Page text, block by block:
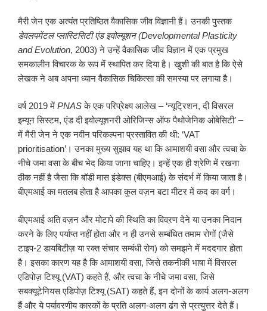
मैरी जेन एक अत्यंत प्रतिष्ठित वैकासिक जीव विज्ञानी हैं। उनकी पुस्तक
डेवलपमेंटल प्लास्टिसिटी एंड इवोल्यूशन(Developmental Plasticity
and Evolution, 2003) ने उन्हें वैकासिक जीव विज्ञान में एक प्रमुख
समकालीन विचारक के रूप में स्थापित कर दिया है। खुशी की बात है कि ऐसे
लेखक ने अब अपना ध्यान वैकासिक चिकित्सा की समस्या पर लगाया है।
वर्ष 2019 में PNASके एक परिप्रेक्ष्य आलेख – ‘न्यूट्रिशन, दी विसरल
इम्यून सिस्टम, एंड दी इवोल्यूशनरी ओरिजिन्स ऑफ पैथोजेनिक ओबेसिटी’ –
में मैरी जेन ने एक नवीन परिकल्पना प्रस्तावित की थी: ‘VAT
prioritisation’। उनका मुख्य सुझाव यह था कि आमाशयी वसा और त्वचा के
नीचे जमा वसा के बीच भेद किया जाना चाहिए। इन्हें एक ही श्रेणि में रखना
ठीक नहीं है जैसा कि बॉडी मास इंडेक्स (बीएमआई) के संदर्भ में किया जाता है।
बीएमआई का मतलब होता है आपका कुल वज़न बटा मीटर में कद का वर्ग।
बीएमआई अति वज़न और मोटापे की स्थिति का विवऱण देने या उनका निदान
करने के लिए पर्याप्त नहीं होता और न ही उनसे सम्बंधित तमाम रोगों (जैसे
टाइप-2 डायबिटीज़ या रक्त संचार सम्बंधी रोग) को समझने में मददगार होता
है। इसका कारण यह है कि आमाशयी वसा, जिसे तकनीकी भाषा में विसरल
एडिपोज़ टिश्यू (VAT) कहते हैं, और त्वचा के नीचे जमा वसा, जिसे
सबक्यूटेनियस एडिपोज़ टिश्यू (SAT) कहते हैं, इन दोनों के कार्य अलग-अलग
हैं और ये पर्यावरणीय कारकों के प्रति अलग-अलग ढंग से प्रत्युत्तर देते हैं।